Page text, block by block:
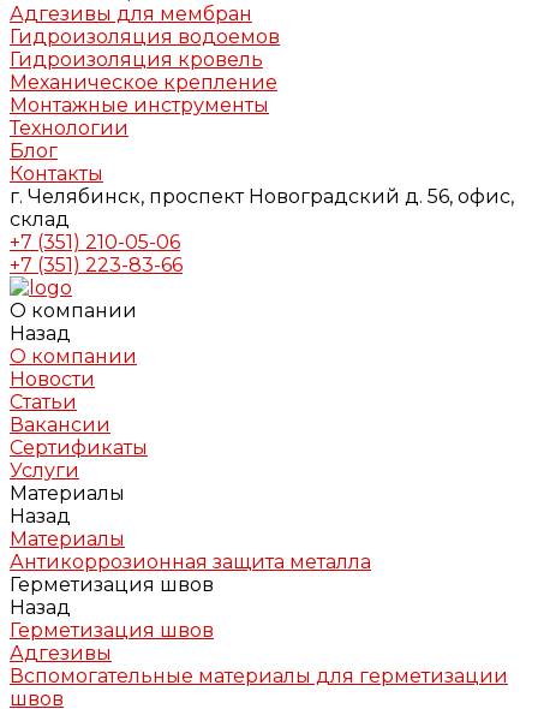
Адгезивы для мембран
Гидроизоляция водоемов
Гидроизоляция кровель
Механическое крепление
Монтажные инструменты
Технологии
Блог
Контакты
г. Челябинск, проспект Новоградский д. 56, офис,
склад
+7 (351) 210-05-06
+7 (351) 223-83-66
О компании
Назад
О компании
Новости
Статьи
Вакансии
Сертификаты
Услуги
Материалы
Назад
Материалы
Антикоррозионная защита металла
Герметизация швов
Назад
Герметизация швов
Адгезивы
Вспомогательные материалы для герметизации
швов